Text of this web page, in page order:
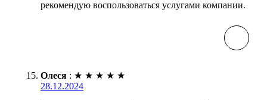
рекомендую воспользоваться услугами компании.
Олеся : ★ ★ ★ ★ ★
28.12.2024